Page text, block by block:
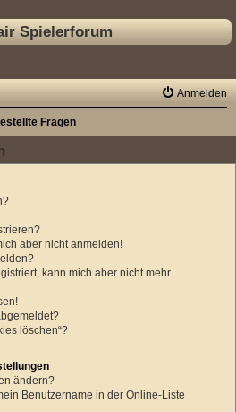
Spielerforum
Anmelden
Fragen
aber nicht anmelden!
kann mich aber nicht mehr
löschen“?
ändern?
Benutzername in der Online-Liste